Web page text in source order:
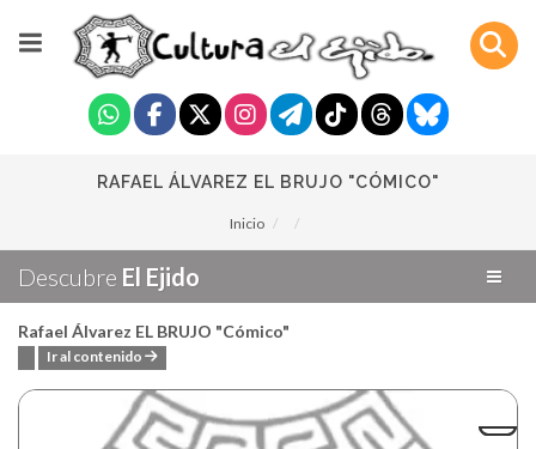
RAFAEL ÁLVAREZ EL BRUJO "CÓMICO"
Inicio
Descubre El Ejido
Rafael Álvarez EL BRUJO "Cómico"
Ir al contenido